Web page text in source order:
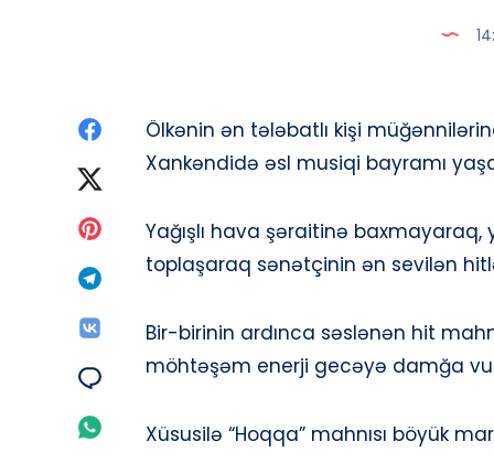
Paylaş
Facebook
Paylaş
Twitter
Paylaş
Pinterest
Paylaş
Telegram
Paylaş
Paylaş
Email
Paylaş
Ölkənin ən tələbatlı kişi
Xankəndidə əsl musiqi bayramı
Yağışlı hava şəraitinə
toplaşaraq sənətçinin ən sevilən
Bir-birinin ardınca səslənən hit
möhtəşəm enerji gecəyə damğa
Xüsusilə “Hoqqa” mahnısı böyük